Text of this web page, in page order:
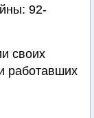
92-
своих
работавших